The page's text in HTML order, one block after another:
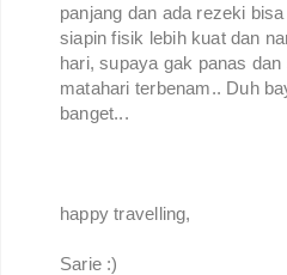
panjang dan ada rezeki
siapin fisik lebih kuat dan
hari, supaya gak panas
matahari terbenam.. Duh
banget...
happy travelling,
Sarie :)